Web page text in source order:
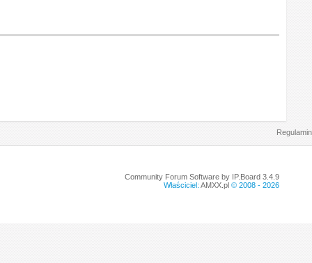
Regulamin
Community Forum Software by IP.Board 3.4.9
Właściciel: AMXX.pl© 2008 - 2026